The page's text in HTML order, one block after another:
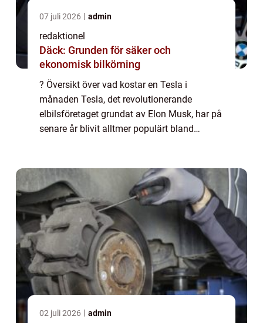
07 juli 2026 admin
redaktionel
Däck: Grunden för säker och
ekonomisk bilkörning
? Översikt över vad kostar en Tesla i
månaden Tesla, det revolutionerande
elbilsföretaget grundat av Elon Musk, har på
senare år blivit alltmer populärt bland
sig för att köpa en T...
02 juli 2026 admin